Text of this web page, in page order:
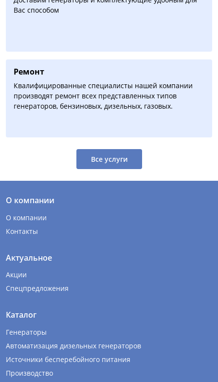
Вас способом
Ремонт
Квалифицированные специалисты нашей компании
производят ремонт всех представленных типов
генераторов, бензиновых, дизельных, газовых.
Все услуги
О компании
О компании
Контакты
Актуальное
Акции
Спецпредложения
Каталог
Генераторы
Автоматизация дизельных генераторов
Источники бесперебойного питания
Производство